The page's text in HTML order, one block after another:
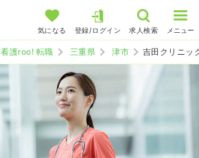
気になる 登録/ログイン 求人検索 メニュー
看護roo! 転職 三重県 津市 吉田クリニッ